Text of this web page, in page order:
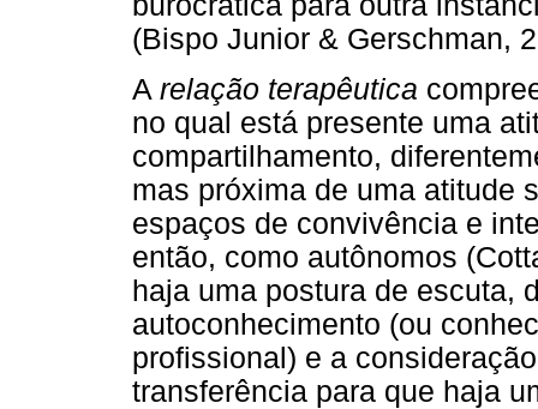
(Bispo Junior & Gerschman,
A relação terapêutica
no qual está presente uma
compartilhamento,
mas próxima de uma atitude
espaços de convivência e
então, como autônomos
haja uma postura de escuta,
autoconhecimento (ou
profissional) e a
transferência para que haja